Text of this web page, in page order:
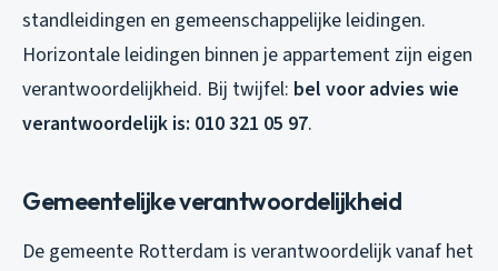
standleidingen en gemeenschappelijke leidingen.
Horizontale leidingen binnen je appartement zijn eigen
verantwoordelijkheid. Bij twijfel: bel voor advies wie
verantwoordelijk is: 010 321 05 97.
Gemeentelijke verantwoordelijkheid
De gemeente Rotterdam is verantwoordelijk vanaf het